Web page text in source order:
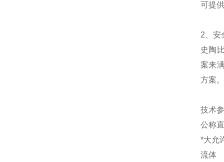
可提
2、安
史陶
案来
方案
技术
公称
*大允
流体